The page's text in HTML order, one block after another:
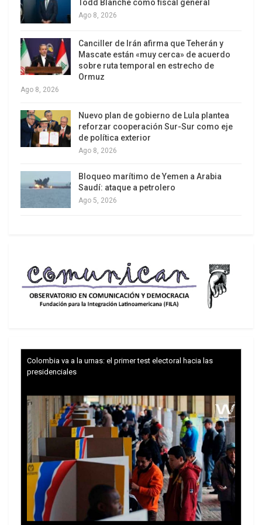
Desde el comienzo de la agresión sionista, Irán ha
denunciado la complicidad de Estados Unidos y
Occidente con el régimen israelí, un hecho que
aumenta exponencialmente la impunidad de Tel
Aviv.
El portavoz del Ministerio de Asuntos Exteriores
de Irán declaró que, tras las agresiones militares
de Israel con el apoyo de Estados Unidos, el
El diplomático ha resaltado la importancia de no
“olvidar los crímenes de Gaza y Cisjordania
El diplomático iraní ha señalado que los ataques
del régimen sionista a zonas residenciales e
instalaciones nucleares pacíficas, incluida la
224 mártires dejan las agresiones de Israel
Las agresiones israelíes, iniciadas la madrugada
del viernes, han dañado algunos centros militares,
instalaciones nucleares y zonas residenciales, y
causado la muerte de al menos 224 personas,
muchas de ellas mujeres y niños.
El portavoz advirtió que la responsabilidad de las
consecuencias de esta decisión recae sobre sus
Todd Blanche como fiscal general
Ago 8, 2026
Canciller de Irán afirma que Teherán y
Mascate están «muy cerca» de acuerdo
sobre ruta temporal en estrecho de
Ormuz
Ago 8, 2026
Nuevo plan de gobierno de Lula plantea
reforzar cooperación Sur-Sur como eje
de política exterior
Ago 8, 2026
Bloqueo marítimo de Yemen a Arabia
Saudí: ataque a petrolero
Ago 5, 2026
Colombia va a la urnas: el primer test electoral hacia las
presidenciales